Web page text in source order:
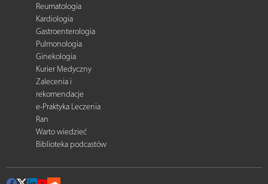
Reumatologia
Kardiologia
Gastroenterologia
Pulmonologia
Ginekologia
Kurier Medyczny
Zalecenia i
rekomendacje
e-Praktyka Leczenia
Ran
Warto wiedzieć
Biblioteka podcastów